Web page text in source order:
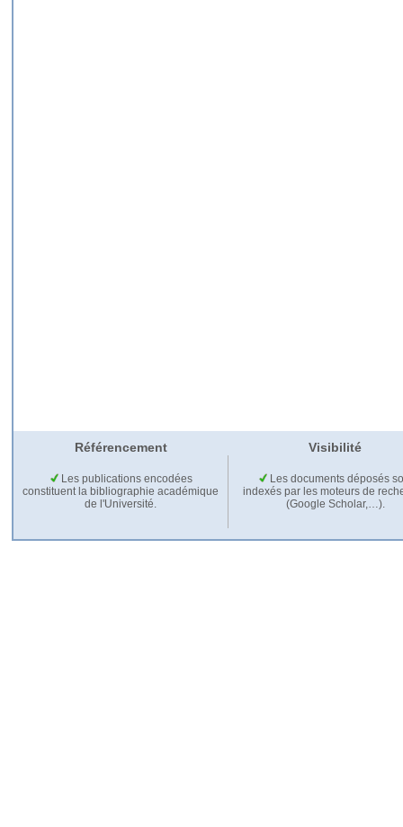
Référencement Visibilité
Les publications encodées
constituent la bibliographie académique
de l'Université.
Les documents déposés
indexés par les moteurs de
(Google Scholar,…).